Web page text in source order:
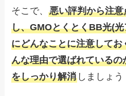
そこで、悪い評判から注
し、GMOとくとくBB光(
にどんなことに注意して
んな理由で選ばれている
をしっかり解消 しましょう